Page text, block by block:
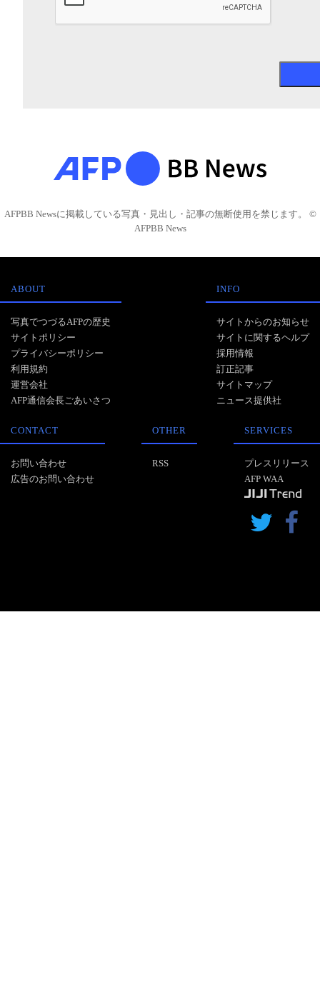
AFPBB Newsに掲載している写真・見出し・記事の無断使用を禁じます。 ©
AFPBB News
ABOUT
写真でつづるAFPの歴史
サイトポリシー
プライバシーポリシー
利用規約
運営会社
AFP通信会長ごあいさつ
INFO
サイトからのお知らせ
サイトに関するヘルプ
採用情報
訂正記事
サイトマップ
ニュース提供社
CONTACT
お問い合わせ
広告のお問い合わせ
OTHER
RSS
SERVICES
プレスリリース
AFP WAA